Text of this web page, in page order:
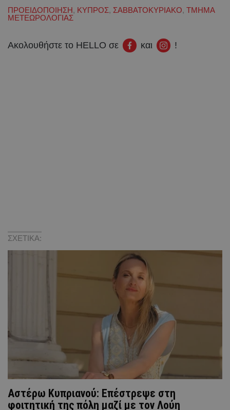
ΠΡΟΕΙΔΟΠΟΙΗΣΗ, ΚΥΠΡΟΣ, ΣΑΒΒΑΤΟΚΥΡΙΑΚΟ, ΤΜΗΜΑ
ΜΕΤΕΩΡΟΛΟΓΙΑΣ
Ακολουθήστε το HELLO σε και !
ΣΧΕΤΙΚΑ:
Αστέρω Κυπριανού: Επέστρεψε στη
φοιτητική της πόλη μαζί με τον Λούη